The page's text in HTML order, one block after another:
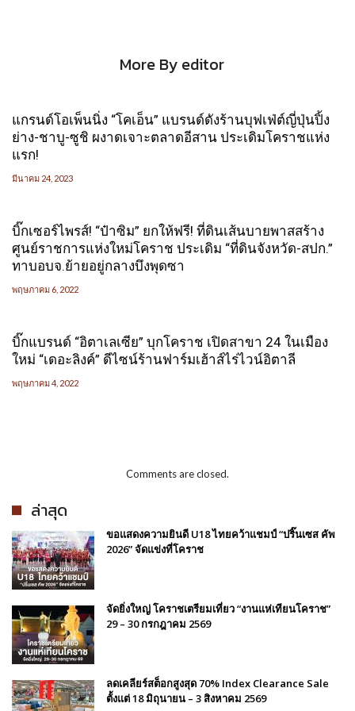
More By editor
แกรนด์โอเพ็นนิ่ง “โคเอ็น” แบรนด์ดังร้านบุฟเฟ่ต์ญี่ปุ่นปิ้ง
ย่าง-ชาบู-ซูชิ ผงาดเจาะตลาดอีสาน ประเดิมโคราชแห่ง
แรก!
มีนาคม 24, 2023
บิ๊กเซอร์ไพรส์! “ป๋าซิม” ยกให้ฟรี! ที่ดินเส้นบายพาสสร้าง
ศูนย์ราชการแห่งใหม่โคราช ประเดิม “ที่ดินจังหวัด-สปก.”
ทาบอบจ.ย้ายอยู่กลางบึงพุดซา
พฤษภาคม 6, 2022
บิ๊กแบรนด์ “อิตาเลเซีย” บุกโคราช เปิดสาขา 24 ในเมือง
ใหม่ “เดอะลิงค์” ดีไซน์ร้านฟาร์มเฮ้าส์ไร่ไวน์อิตาลี
พฤษภาคม 4, 2022
Comments are closed.
ล่าสุด
ขอแสดงความยินดี U18 ไทยคว้าแชมป์ “ปริ๊นเซส คัพ
2026” จัดแข่งที่โคราช
จัดยิ่งใหญ่ โคราชเตรียมเที่ยว “งานแห่เทียนโคราช”
29 – 30 กรกฎาคม 2569
ลดเคลียร์สต็อกสูงสุด 70% Index Clearance Sale
ตั้งแต่ 18 มิถุนายน – 3 สิงหาคม 2569